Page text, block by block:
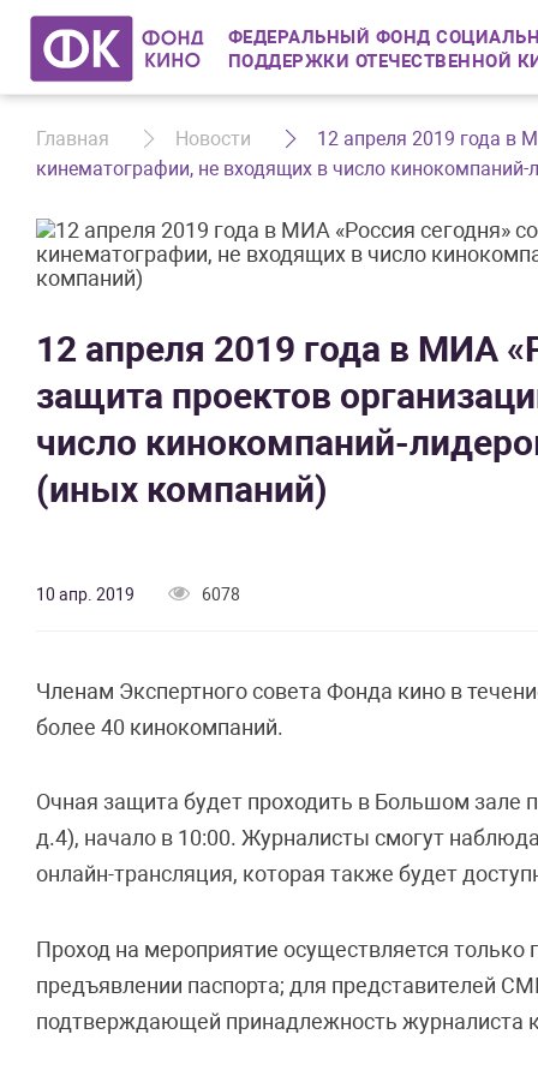
ФЕДЕРАЛЬНЫЙ ФОНД
ПОДДЕРЖКИ ОТЕЧЕСТВЕННОЙ
Главная Новости
​12 апреля 2019 года в
кинематографии, не входящих в число
​12 апреля 2019 года в МИА
защита проектов
число кинокомпаний-
(иных компаний)
10 апр. 2019 6078
Членам Экспертного совета Фонда кино в
более 40 кинокомпаний.
Очная защита будет проходить в Большом зале
д.4), начало в 10:00. Журналисты смогут
онлайн-трансляция, которая также будет
Проход на мероприятие осуществляется
предъявлении паспорта; для представителей
подтверждающей принадлежность журналиста